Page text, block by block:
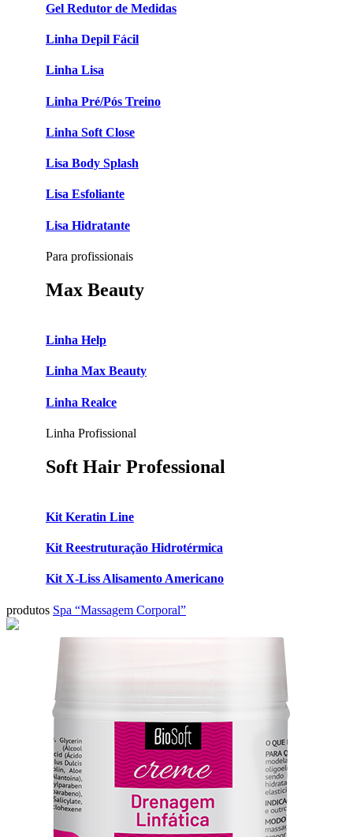
Gel Redutor de Medidas
Linha Depil Fácil
Linha Lisa
Linha Pré/Pós Treino
Linha Soft Close
Lisa Body Splash
Lisa Esfoliante
Lisa Hidratante
Para profissionais
Max Beauty
Linha Help
Linha Max Beauty
Linha Realce
Linha Profissional
Soft Hair Professional
Kit Keratin Line
Kit Reestruturação Hidrotérmica
Kit X-Liss Alisamento Americano
produtos Spa “Massagem Corporal”